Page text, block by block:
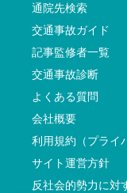
通院先検索
交通事故ガイド
記事監修者一覧
交通事故診断
よくある質問
会社概要
利用規約（プライ
サイト運営方針
反社会的勢力に対